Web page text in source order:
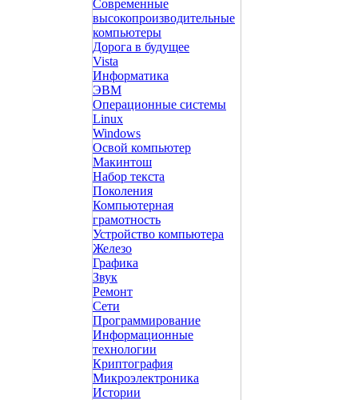
Современные
высокопроизводительные
компьютеры
Дорога в будущее
Vista
Инфоpматика
ЭВМ
Операционные системы
Linux
Windows
Освой компьютер
Макинтош
Набор текста
Поколения
Компьютерная
грамотность
Устройство компьютера
Железо
Графика
Звук
Ремонт
Сети
Программирование
Информационные
технологии
Криптография
Микроэлектроника
Истории